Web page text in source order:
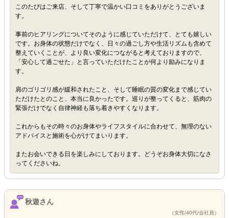
このたびはご来店、そして丁寧で温かい口コミをありがとうございま
す。
事前のヒアリングについてそのように感じていただけて、とても嬉しい
です。お身体の状態だけでなく、日々の過ごし方や生活リズムも含めて
整えていくことが、より良い変化につながると考えておりますので、
「安心して過ごせた」と言っていただけたことが何より励みになりま
す。
肩のゴリゴリ感が緩和されたこと、そして睡眠の質の変化まで感じてい
ただけたとのこと、本当に良かったです。巡りが整ってくると、筋肉の
緊張だけでなく自律神経も落ち着きやすくなります。
これからもその時々のお身体やライフスタイルに合わせて、無理のない
アドバイスと施術を心がけてまいります。
またお会いできる日を楽しみにしております。どうぞお身体大切になさ
ってくださいね。
秋遊さん
（女性/40代/会社員）